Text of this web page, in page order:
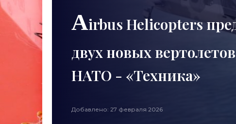
Airbus Helicopters
двух новых
НАТО - «Техника»
Добавлено: 27 февраля 2026